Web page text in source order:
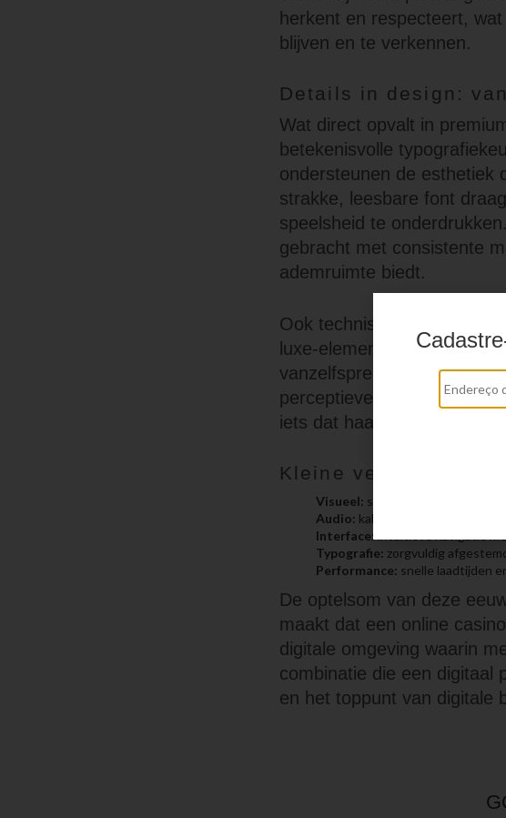
herkent en respecteert,
blijven en te verkennen.
Details in design:
Wat direct opvalt in
betekenisvolle
ondersteunen de esthetiek
strakke, leesbare font
speelsheid te
gebracht met consistente
ademruimte biedt.
Ook technische details
luxe-elementen. Een
vanzelfsprekend intuïtief
perceptieverlies van
iets dat haast tastbaar
Kleine verschillen,
Visueel: subtiele kleurgradaties
Audio: kalmerende
Interface:
intuïtieve navigatie
Typografie: zorgvuldig
Performance: snelle laadtijden
De optelsom van deze
maakt dat een online
digitale omgeving waarin
combinatie die een digitaal
en het toppunt van digitale